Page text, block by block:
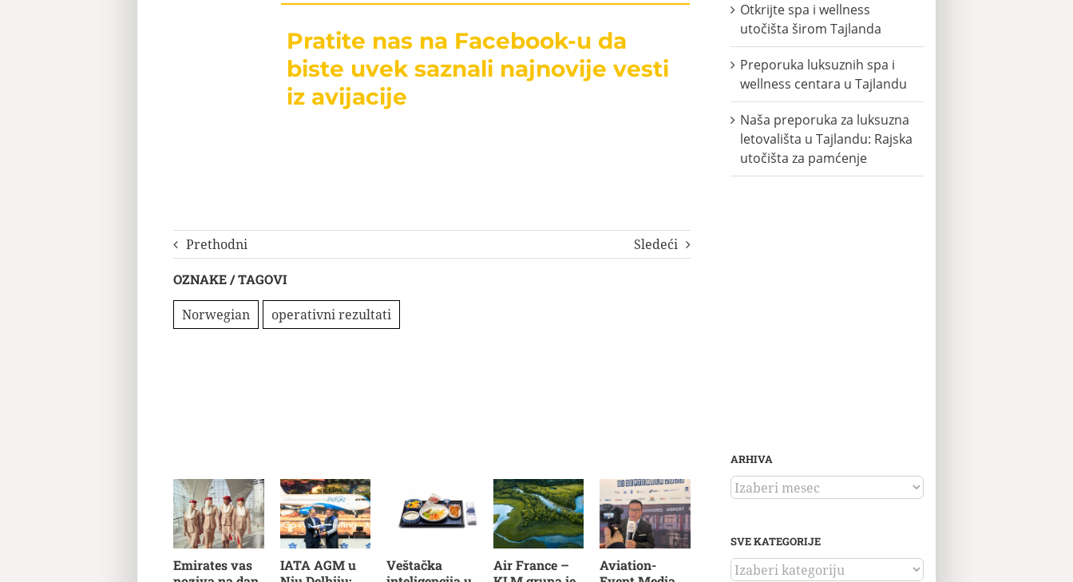
Pratite nas na Facebook-u da
biste uvek saznali najnovije vesti
iz avijacije
Prethodni Sledeći
OZNAKE / TAGOVI
Norwegian operativni rezultati
Emirates vas
IATA AGM u
Veštačka
Air France –
Aviation-
Otkrijte spa i wellness
utočišta širom Tajlanda
Preporuka luksuznih spa i
wellness centara u Tajlandu
Naša preporuka za luksuzna
letovališta u Tajlandu: Rajska
utočišta za pamćenje
ARHIVA
ARHIVA
SVE KATEGORIJE
SVE